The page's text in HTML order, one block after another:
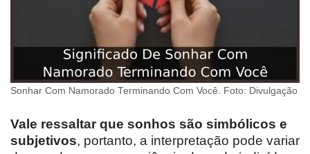
Sonhar Com Namorado Terminando Com Você. Foto: Divulgação
Vale ressaltar que sonhos são simbólicos e
subjetivos, portanto, a interpretação pode variar